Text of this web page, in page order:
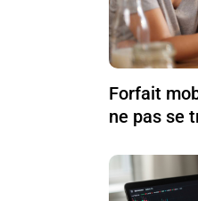
Forfait
ne pas se